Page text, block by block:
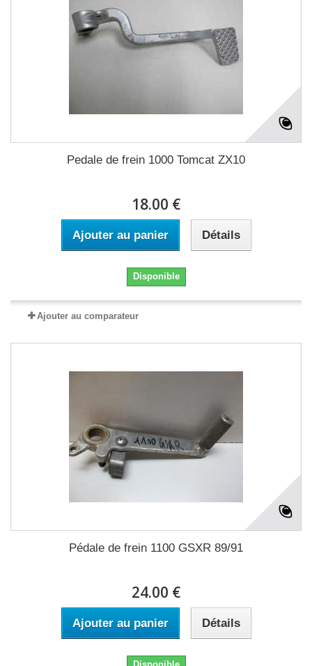
Pedale de frein 1000 Tomcat ZX10
18.00 €
Ajouter au panier Détails
Disponible
Ajouter au comparateur
Pédale de frein 1100 GSXR 89/91
24.00 €
Ajouter au panier Détails